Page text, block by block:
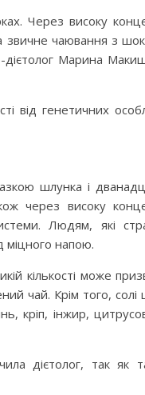
Через високу
звичне чаювання з
дієтолог Марина
від генетичних
шлунка і
через високу
Людям, які
міцного напою.
кількості може
чай. Крім того, солі
кріп, інжир,
дієтолог, так як